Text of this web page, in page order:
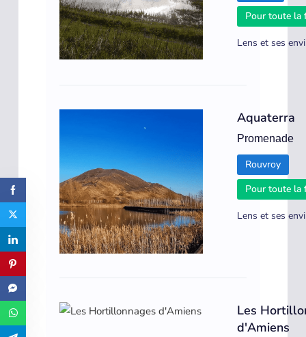
Pour toute la
Lens et ses
Aquaterra
Promenade
Rouvroy
Pour toute la
Lens et ses
Les
d'Amiens